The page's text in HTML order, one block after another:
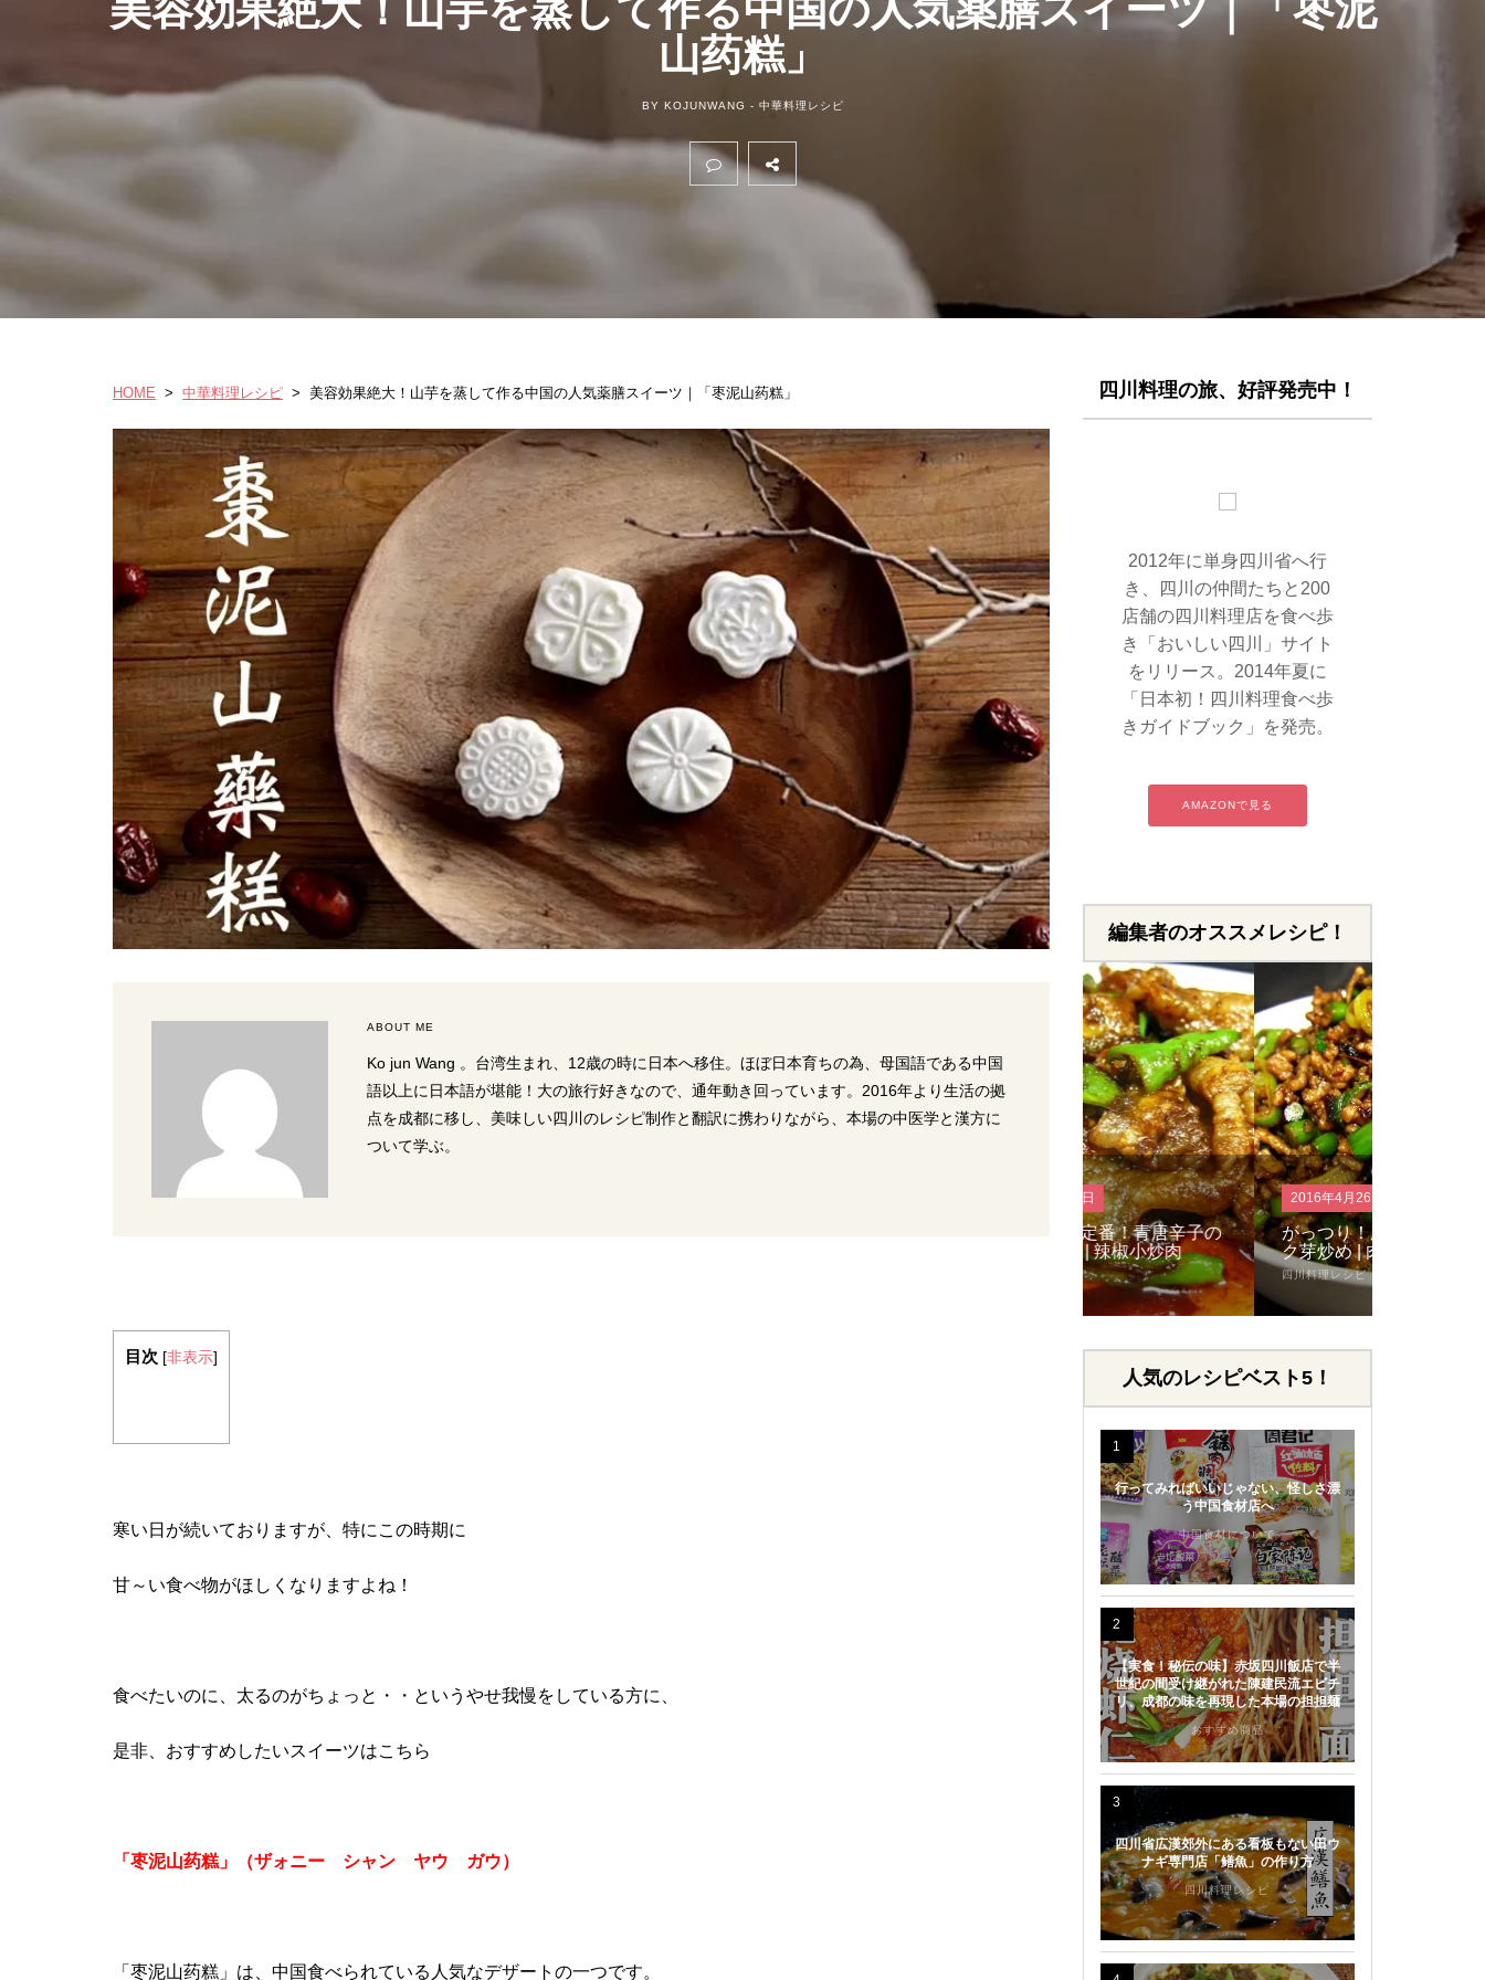
美容効果絶大！山芋を蒸して作る中国の人気薬膳スイーツ｜「枣泥
山药糕」
BY KOJUNWANG - 中華料理レシピ
HOME > 中華料理レシピ > 美容効果絶大！山芋を蒸して作る中国の人気薬膳スイーツ｜「枣泥山药糕」
ABOUT ME
Ko jun Wang 。台湾生まれ、12歳の時に日本へ移住。ほぼ日本育ちの為、母国語である中国
語以上に日本語が堪能！大の旅行好きなので、通年動き回っています。2016年より生活の拠
点を成都に移し、美味しい四川のレシピ制作と翻訳に携わりながら、本場の中医学と漢方に
ついて学ぶ。
目次 [非表示]
寒い日が続いておりますが、特にこの時期に
甘～い食べ物がほしくなりますよね！
食べたいのに、太るのがちょっと・・というやせ我慢をしている方に、
是非、おすすめしたいスイーツはこちら
「枣泥山药糕」（ザォニー シャン ヤウ ガウ）
「枣泥山药糕」は、中国食べられている人気なデザートの一つです。
四川料理の旅、好評発売中！
2012年に単身四川省へ行
き、四川の仲間たちと200
店舗の四川料理店を食べ歩
き「おいしい四川」サイト
をリリース。2014年夏に
「日本初！四川料理食べ歩
きガイドブック」を発売。
AMAZONで見る
編集者のオススメレシピ！
2016年8月25日
2016年4月26日
がっつり！豚ミンチとニンニ
ク芽炒め | 肉末蒜薹
四川料理レシピ
人気のレシピベスト5！
1
行ってみればいいじゃない、怪しさ漂
う中国食材店へ
中国食材について
2
【実食！秘伝の味】赤坂四川飯店で半
世紀の間受け継がれた陳建民流エビチ
リ、成都の味を再現した本場の担担麺
おすすめ商品
3
四川省広漢郊外にある看板もない田ウ
ナギ専門店「鳝魚」の作り方
四川料理レシピ